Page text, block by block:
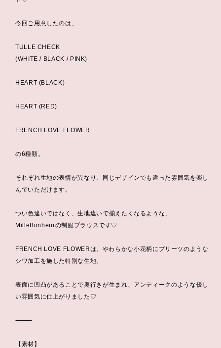
今回ご用意したのは、
TULLE CHECK
(WHITE / BLACK / PINK)
HEART (BLACK)
HEART (RED)
FRENCH LOVE FLOWER
の6種類。
それぞれ生地の表情が異なり、同じデザインでも違った雰囲気を楽し
んでいただけます。
つい色違いではなく、生地違いで揃えたくなるような、
MilleBonheurの制服ブラウスです♡
FRENCH LOVE FLOWERは、やわらかな小花柄にプリーツのような
シワ加工を施した特別な生地。
表面に凹凸があることで奥行きが生まれ、アンティークのような優し
い雰囲気に仕上がりました♡
⸻
【素材】